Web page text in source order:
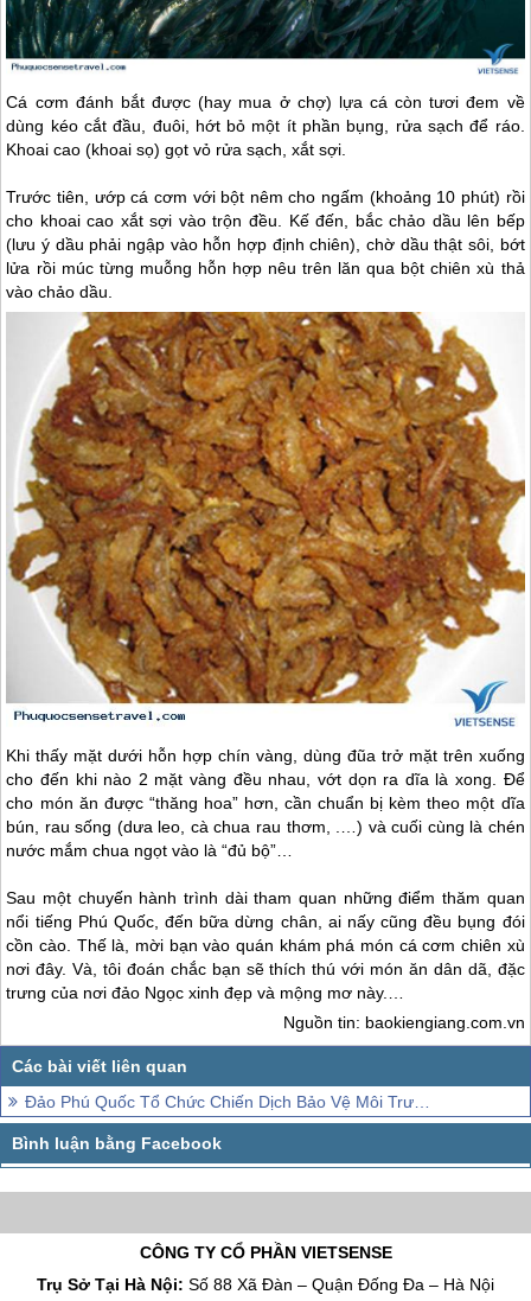
Cá cơm đánh bắt được (hay mua ở chợ) lựa cá còn tươi đem về
dùng kéo cắt đầu, đuôi, hớt bỏ một ít phần bụng, rửa sạch để ráo.
Khoai cao (khoai sọ) gọt vỏ rửa sạch, xắt sợi.
Trước tiên, ướp cá cơm với bột nêm cho ngấm (khoảng 10 phút) rồi
cho khoai cao xắt sợi vào trộn đều. Kế đến, bắc chảo dầu lên bếp
(lưu ý dầu phải ngập vào hỗn hợp định chiên), chờ dầu thật sôi, bớt
lửa rồi múc từng muỗng hỗn hợp nêu trên lăn qua bột chiên xù thả
vào chảo dầu.
Khi thấy mặt dưới hỗn hợp chín vàng, dùng đũa trở mặt trên xuống
cho đến khi nào 2 mặt vàng đều nhau, vớt dọn ra dĩa là xong. Để
cho món ăn được “thăng hoa” hơn, cần chuẩn bị kèm theo một dĩa
bún, rau sống (dưa leo, cà chua rau thơm, .…) và cuối cùng là chén
nước mắm chua ngọt vào là “đủ bộ”…
Sau một chuyến hành trình dài tham quan những điểm thăm quan
nổi tiếng Phú Quốc, đến bữa dừng chân, ai nấy cũng đều bụng đói
cồn cào. Thế là, mời bạn vào quán khám phá món cá cơm chiên xù
nơi đây. Và, tôi đoán chắc bạn sẽ thích thú với món ăn dân dã, đặc
trưng của nơi đảo Ngọc xinh đẹp và mộng mơ này.…
Nguồn tin: baokiengiang.com.vn
Đảo Phú Quốc Tổ Chức Chiến Dịch Bảo Vệ Môi Trường
CÔNG TY CỔ PHẦN VIETSENSE
Trụ Sở Tại Hà Nội: Số 88 Xã Đàn – Quận Đống Đa – Hà Nội